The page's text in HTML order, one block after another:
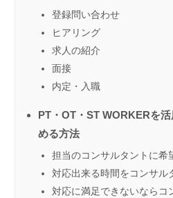
登録問い合わせ
ヒアリング
求人の紹介
面接
内定・入職
PT・OT・ST WORKERを
める方法
担当のコンサルタントに希
対応出来る時間をコンサル
対応に満足できないならコ